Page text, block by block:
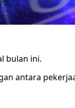
bulan ini.
antara